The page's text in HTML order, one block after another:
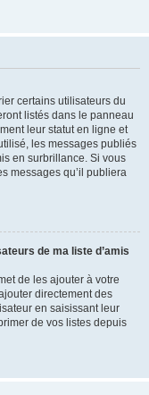
certains utilisateurs du
listés dans le panneau
leur statut en ligne et
les messages publiés
en surbrillance. Si vous
messages qu’il publiera
de ma liste d’amis
de les ajouter à votre
directement des
en saisissant leur
de vos listes depuis